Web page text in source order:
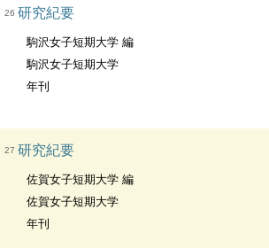
26 研究紀要
駒沢女子短期大学 編
駒沢女子短期大学
年刊
27 研究紀要
佐賀女子短期大学 編
佐賀女子短期大学
年刊